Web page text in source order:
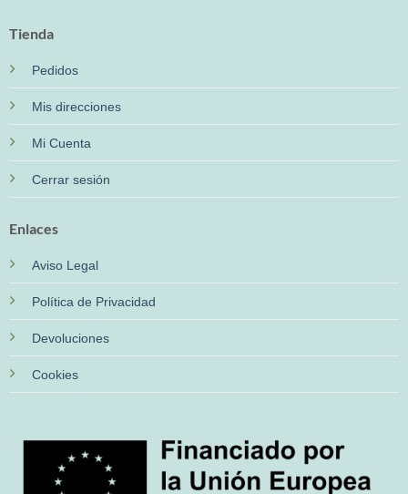
Tienda
Pedidos
Mis direcciones
Mi Cuenta
Cerrar sesión
Enlaces
Aviso Legal
Política de Privacidad
Devoluciones
Cookies